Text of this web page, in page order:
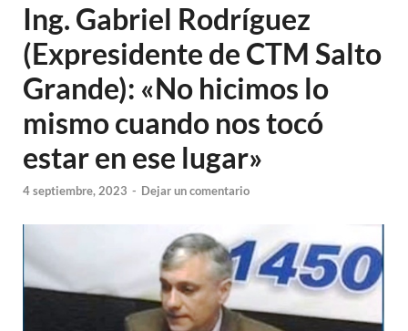
Ing. Gabriel Rodríguez
(Expresidente de CTM Salto
Grande): «No hicimos lo
mismo cuando nos tocó
estar en ese lugar»
4 septiembre, 2023 - Dejar un comentario